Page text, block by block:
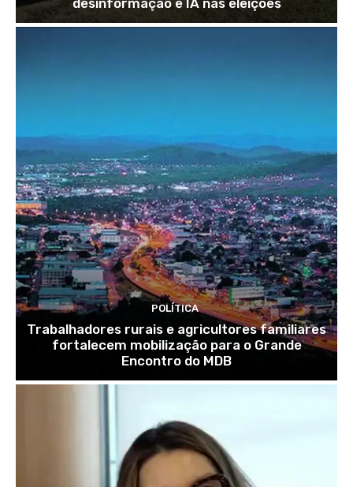
POLÍTICA
Trabalhadores rurais e agricultores familiares
fortalecem mobilização para o Grande
Encontro do MDB